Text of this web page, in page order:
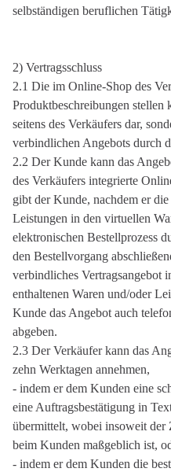
selbständigen beruflichen
2) Vertragsschluss
2.1 Die im Online-Shop des
Produktbeschreibungen
seitens des Verkäufers dar,
verbindlichen Angebots durch
2.2 Der Kunde kann das
des Verkäufers integrierte
gibt der Kunde, nachdem er
Leistungen in den virtuellen
elektronischen Bestellprozess
den Bestellvorgang
verbindliches Vertragsangebot
enthaltenen Waren und/oder
Kunde das Angebot auch
abgeben.
2.3 Der Verkäufer kann das
zehn Werktagen annehmen,
- indem er dem Kunden eine
eine Auftragsbestätigung in
übermittelt, wobei insoweit der
beim Kunden maßgeblich ist,
- indem er dem Kunden die